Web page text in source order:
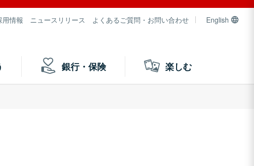
用情報 ニュースリリース よくあるご質問・お問い合わせ English
銀行・保険 楽しむ